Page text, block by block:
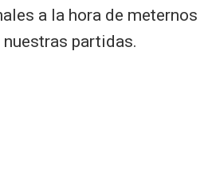
a la hora de meternos
partidas.